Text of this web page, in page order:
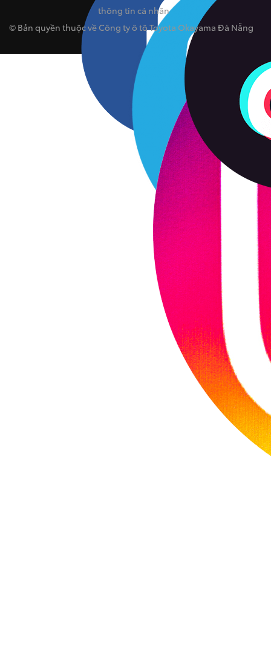
thông tin cá nhân
© Bản quyền thuộc về Công ty ô tô Toyota Okayama Đà Nẵng